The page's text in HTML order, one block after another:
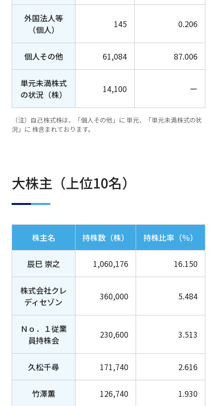
外国法人等
（個人）
145 0.206
個人その他 61,084 87.006
単元未満株式
の状況（株）
14,100 ー
（注）自己株式株は、「個人その他」に 単元、「単元未満株式の状
況」に 株含まれております。
大株主（上位10名）
株主名 持株数（株） 持株比率（％）
辰巳 崇之 1,060,176 16.150
株式会社クレ
ディセゾン
360,000 5.484
Ｎｏ．１従業
員持株会
230,600 3.513
久松千尋 171,740 2.616
竹澤薫 126,740 1.930